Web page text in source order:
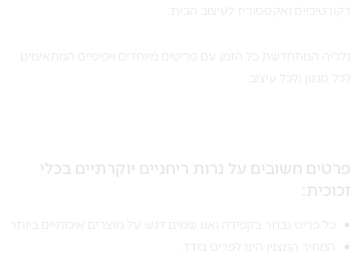
דקורטיביים ואקססוריז לעיצוב הבית.
גלריה המתחדשת כל הזמן עם פריטים מיוחדים ויפיפיים המתאימים
לכל סגנון ולכל עיצוב.
פרטים חשובים על נרות ריחניים יוקרתיים בכלי
זכוכית:
כל פריט נבחר בקפידה ואנו שמים דגש על מוצרים איכותיים ביותר.
המחיר המצוין הינו לפריט בודד.